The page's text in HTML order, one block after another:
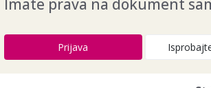
Imate prava na dokument
Prijava